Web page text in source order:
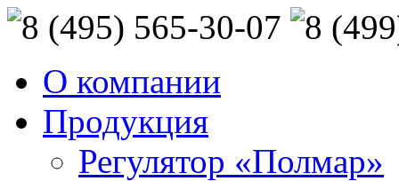
О компании
Продукция
Регулятор «Полмар»